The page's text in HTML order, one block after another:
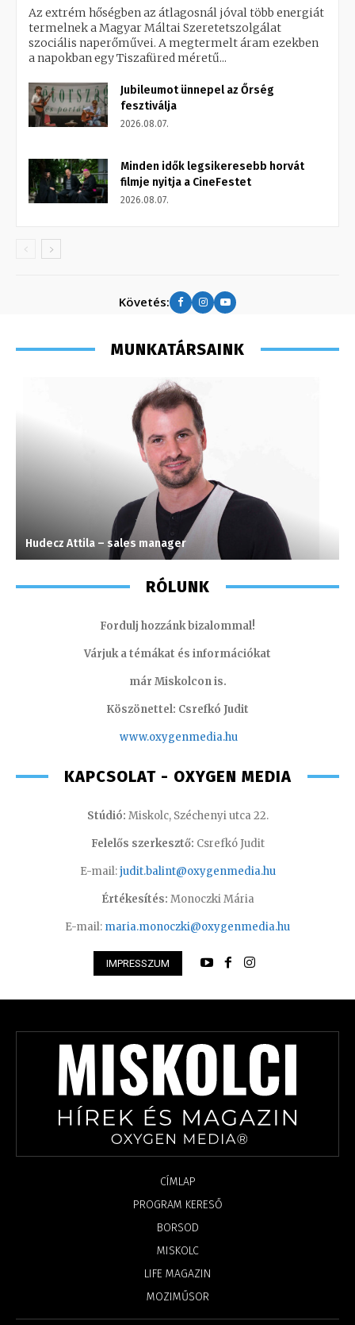
Az extrém hőségben az átlagosnál jóval több energiát
termelnek a Magyar Máltai Szeretetszolgálat
szociális naperőművei. A megtermelt áram ezekben
a napokban egy Tiszafüred méretű...
Jubileumot ünnepel az Őrség
fesztiválja
2026.08.07.
Minden idők legsikeresebb horvát
filmje nyitja a CineFestet
2026.08.07.
Követés:
MUNKATÁRSAINK
Hudecz Attila – sales manager
RÓLUNK
Fordulj hozzánk bizalommal!
Várjuk a témákat és információkat
már Miskolcon is.
Köszönettel: Csrefkó Judit
www.oxygenmedia.hu
KAPCSOLAT - OXYGEN MEDIA
Stúdió: Miskolc, Széchenyi utca 22.
Felelős szerkesztő: Csrefkó Judit
E-mail:judit.balint@oxygenmedia.hu
Értékesítés: Monoczki Mária
E-mail: maria.monoczki@oxygenmedia.hu
IMPRESSZUM
CÍMLAP
PROGRAM KERESŐ
BORSOD
MISKOLC
LIFE MAGAZIN
MOZIMŰSOR